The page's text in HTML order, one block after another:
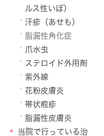
ルス性いぼ）
汗疹（あせも）
脂漏性角化症
爪水虫
ステロイド外用剤
紫外線
花粉皮膚炎
帯状疱疹
脂漏性皮膚炎
当院で行っている治